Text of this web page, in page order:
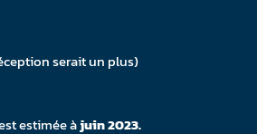
serait un plus)
estimée àjuin 2023.